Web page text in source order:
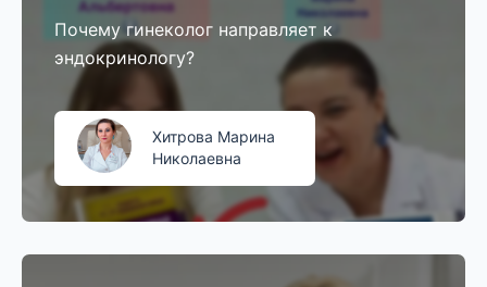
Почему гинеколог направляет к
эндокринологу?
Хитрова Марина
Николаевна